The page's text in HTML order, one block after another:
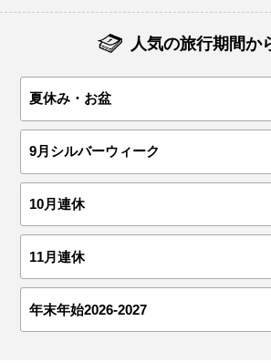
人気の旅行期間か
夏休み・お盆
9月シルバーウィーク
10月連休
11月連休
年末年始2026-2027